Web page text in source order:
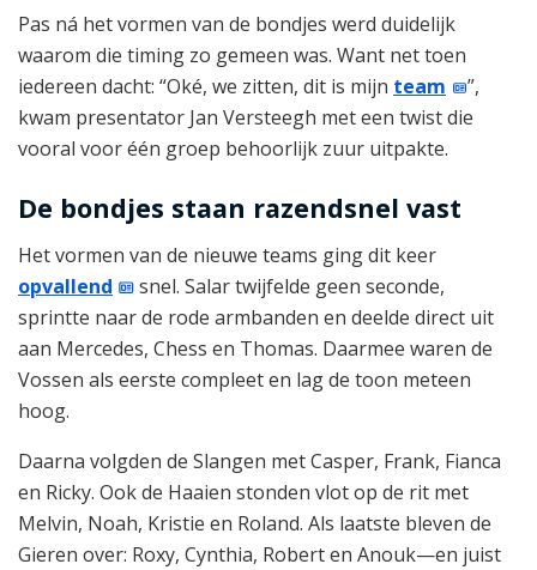
Pas ná het vormen van de bondjes werd duidelijk
waarom die timing zo gemeen was. Want net toen
iedereen dacht: “Oké, we zitten, dit is mijn team
”,
kwam presentator Jan Versteegh met een twist die
vooral voor één groep behoorlijk zuur uitpakte.
De bondjes staan razendsnel vast
Het vormen van de nieuwe teams ging dit keer
opvallend
snel. Salar twijfelde geen seconde,
sprintte naar de rode armbanden en deelde direct uit
aan Mercedes, Chess en Thomas. Daarmee waren de
Vossen als eerste compleet en lag de toon meteen
hoog.
Daarna volgden de Slangen met Casper, Frank, Fianca
en Ricky. Ook de Haaien stonden vlot op de rit met
Melvin, Noah, Kristie en Roland. Als laatste bleven de
Gieren over: Roxy, Cynthia, Robert en Anouk—en juist